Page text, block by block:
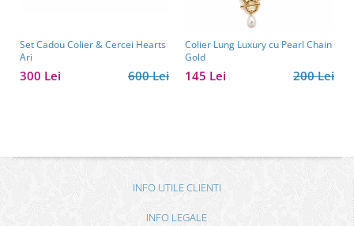
Set Cadou Colier & Cercei Hearts
Ari
600 Lei
300 Lei
Colier Lung Luxury cu Pearl Chain
Gold
200 Lei
145 Lei
INFO UTILE CLIENTI
INFO LEGALE